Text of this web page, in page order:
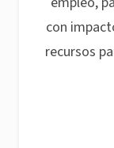
con
recursos